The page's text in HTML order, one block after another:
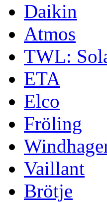
Daikin
Atmos
TWL:
ETA
Elco
Fröling
Vaillant
Brötje